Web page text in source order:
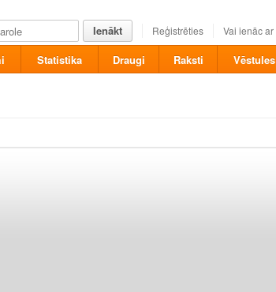
Ienākt Reģistrēties Vai ienāc ar
Statistika Draugi Raksti Vēstules